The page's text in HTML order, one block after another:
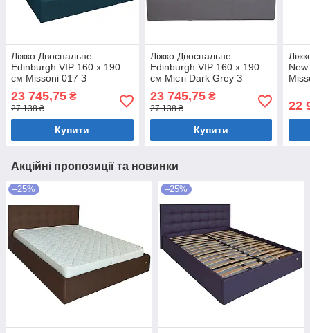
Ліжко Двоспальне
Edinburgh VIP 160 х 190
см Missoni 017 З
додатковою металевою
цільнозварною рамою
Синій
23 745,75 ₴
27 138 ₴
Купити
Ліжко Двоспальне
Edinburgh VIP 160 х 190
см Місті Dark Grey З
додатковою металевою
цільнозварною рамою
Темно-сірий
23 745,75₴
27 138 ₴
Купити
22
Акційні пропозиції та новинки
–25% –25%